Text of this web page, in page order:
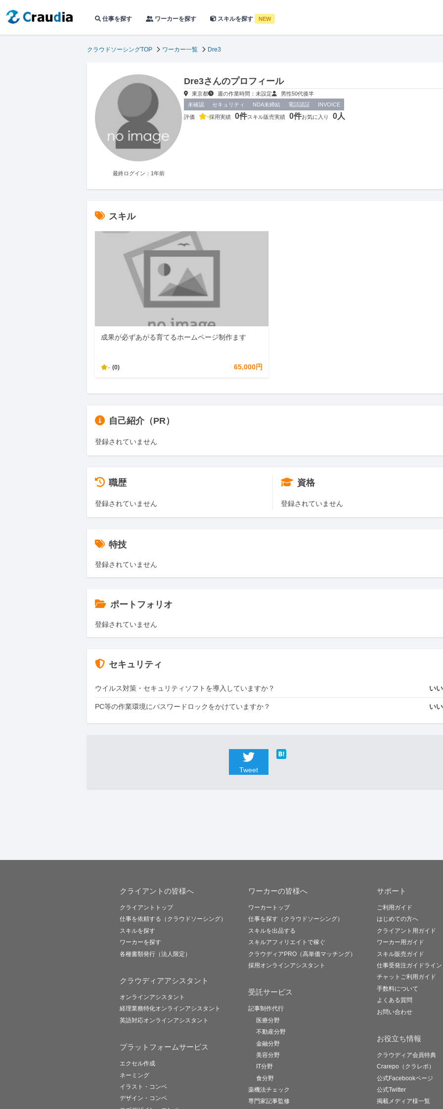
仕事を探す ワーカーを探す スキルを探す NEW
クラウドソーシングTOP ワーカー一覧 Dre3
最終ログイン：1年前
Dre3さんのプロフィール
東京都 週の作業時間：未設定 男性50代後半
未確認
セキュリティ NDA未締結 電話認証 INVOICE
評価 -採用実績 0件スキル販売実績 0件お気に入り 0人
スキル
成果が必ずあがる育てるホームページ制作ます
- (0) 65,000円
自己紹介（PR）
登録されていません
職歴
登録されていません
資格
登録されていません
特技
登録されていません
ポートフォリオ
登録されていません
セキュリティ
ウイルス対策・セキュリティソフトを導入していますか？ い
PC等の作業環境にパスワードロックをかけていますか？ い
Tweet
クライアントの皆様へ
クライアントトップ
仕事を依頼する（クラウドソーシング）
スキルを探す
ワーカーを探す
各種書類発行（法人限定）
クラウディアアシスタント
オンラインアシスタント
経理業務特化オンラインアシスタント
英語対応オンラインアシスタント
プラットフォームサービス
エクセル作成
ネーミング
イラスト・コンペ
デザイン・コンペ
ワーカーの皆様へ
ワーカートップ
仕事を探す（クラウドソーシング）
スキルを出品する
スキルアフィリエイトで稼ぐ
クラウディアPRO（高単価マッチング）
採用オンラインアシスタント
受託サービス
記事制作代行
医療分野
不動産分野
金融分野
美容分野
IT分野
食分野
薬機法チェック
専門家記事監修
サポート
ご利用ガイド
はじめての方へ
クライアント用ガイド
ワーカー用ガイド
スキル販売ガイド
仕事受発注ガイドライン
チャットご利用ガイド
手数料について
よくある質問
お問い合わせ
お役立ち情報
クラウディア会員特典
Crarepo（クラレポ）
公式Facebookページ
公式Twitter
掲載メディア様一覧